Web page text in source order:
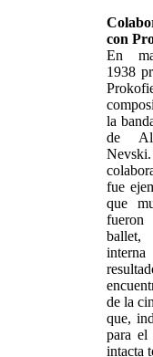
con
En
1938
la
de
fue
que
ballet,
de la
que,
para el
intacta